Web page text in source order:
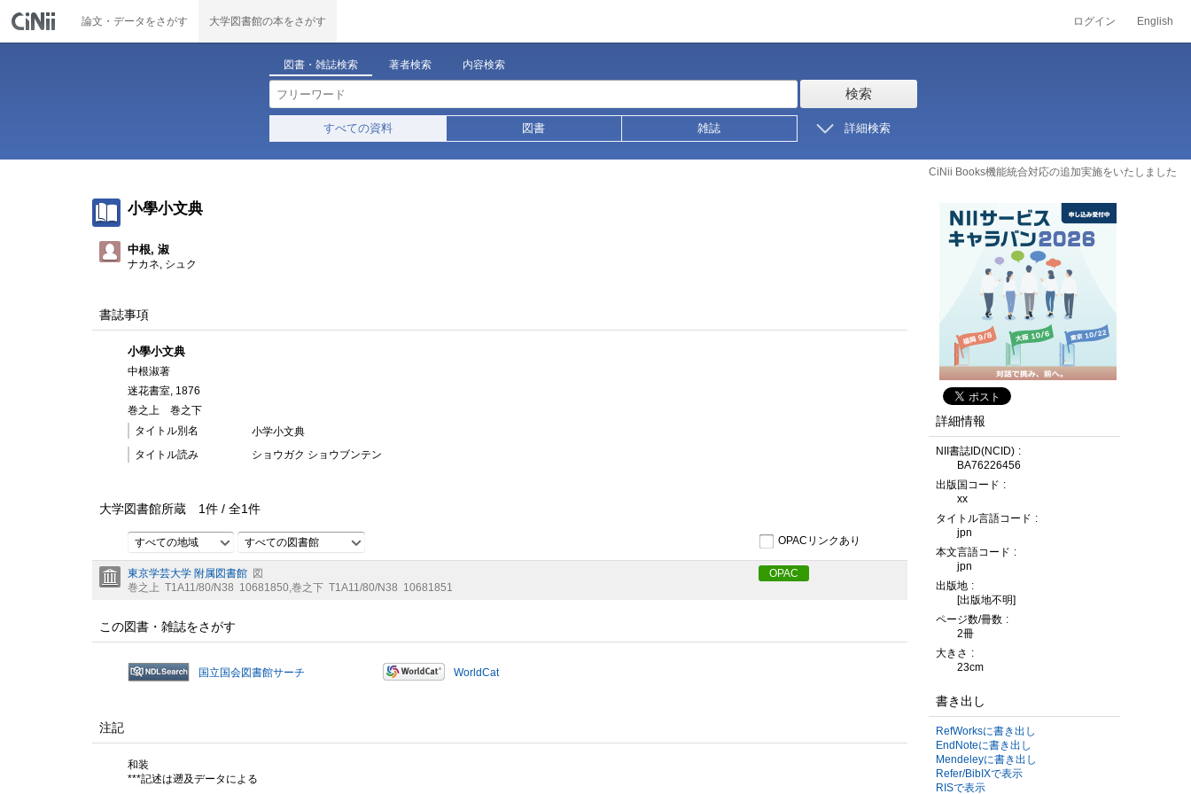
論文・データをさがす 大学図書館の本をさがす ログイン English
図書・雑誌検索 著者検索 内容検索
検索
すべての資料 図書 雑誌 詳細検索
CiNii Books機能統合対応の追加実施をいたしました
小學小文典
中根, 淑
ナカネ, シュク
書誌事項
小學小文典
中根淑著
迷花書室, 1876
巻之上
巻之下
タイトル別名
小学小文典
タイトル読み
ショウガク ショウブンテン
大学図書館所蔵 1件 / 全1件
すべての地域 すべての図書館 OPACリンクあり
東京学芸大学 附属図書館 図
巻之上 T1A11/80/N38 10681850,巻之下 T1A11/80/N38 10681851
OPAC
この図書・雑誌をさがす
国立国会図書館サーチ WorldCat
注記
和装
***記述は遡及データによる
詳細情報
NII書誌ID(NCID)
BA76226456
出版国コード
xx
タイトル言語コード
jpn
本文言語コード
jpn
出版地
[出版地不明]
ページ数/冊数
2冊
大きさ
23cm
書き出し
RefWorksに書き出し
EndNoteに書き出し
Mendeleyに書き出し
Refer/BibIXで表示
RISで表示